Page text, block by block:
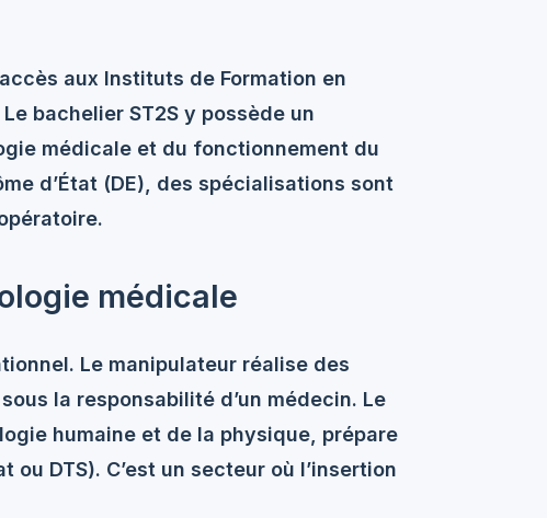
aux Instituts de Formation en
bachelier ST2S y possède un
médicale et du fonctionnement du
d’État (DE), des spécialisations sont
médicale
Le manipulateur réalise des
la responsabilité d’un médecin. Le
humaine et de la physique, prépare
DTS). C’est un secteur où l’insertion